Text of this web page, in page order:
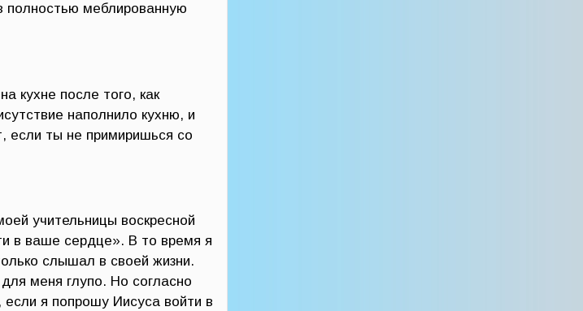
полностью меблированную
кухне после того, как
наполнило кухню, и
если ты не примиришься со
учительницы воскресной
в ваше сердце». В то время я
слышал в своей жизни.
меня глупо. Но согласно
я попрошу Иисуса войти в